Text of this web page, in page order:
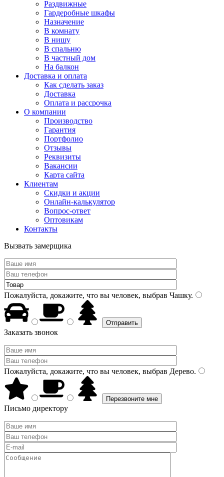
Раздвижные
Гардеробные шкафы
Назначение
В комнату
В нишу
В спальню
В частный дом
На балкон
Доставка и оплата
Как сделать заказ
Доставка
Оплата и рассрочка
О компании
Производство
Гарантия
Портфолио
Отзывы
Реквизиты
Вакансии
Карта сайта
Клиентам
Скидки и акции
Онлайн-калькулятор
Вопрос-ответ
Оптовикам
Контакты
Вызвать замерщика
Пожалуйста, докажите, что вы человек, выбрав Чашку.
Заказать звонок
Пожалуйста, докажите, что вы человек, выбрав Дерево.
Письмо директору